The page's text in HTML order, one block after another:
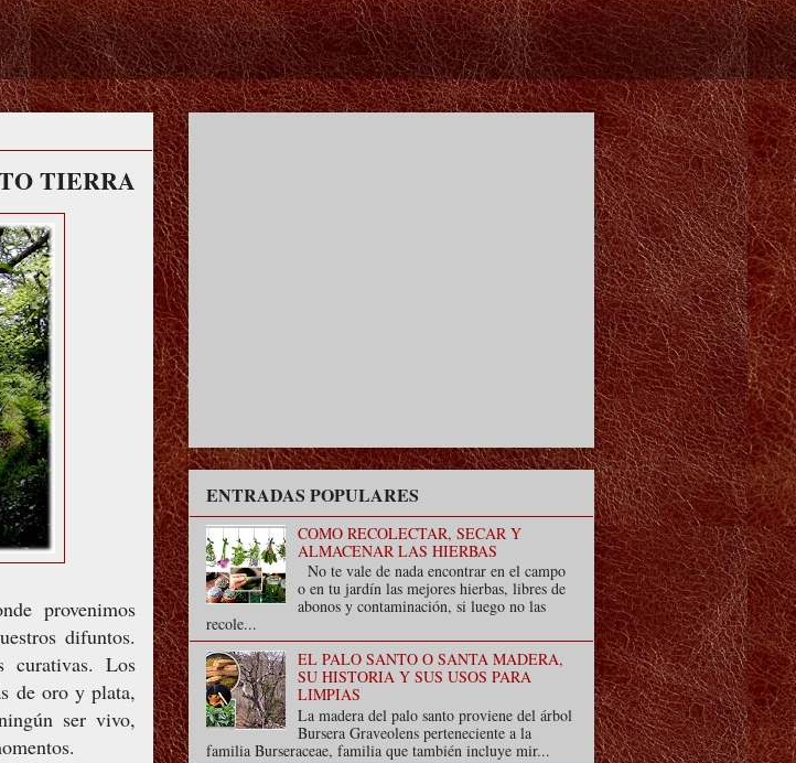
TIERRA
provenimos
difuntos.
curativas. Los
de oro y plata,
ser vivo,
ENTRADAS POPULARES
COMO RECOLECTAR, SECAR Y
ALMACENAR LAS HIERBAS
No te vale de nada encontrar en el campo
o en tu jardín las mejores hierbas, libres de
abonos y contaminación, si luego no las
recole...
EL PALO SANTO O SANTA MADERA,
SU HISTORIA Y SUS USOS PARA
LIMPIAS
La madera del palo santo proviene del árbol
Bursera Graveolens perteneciente a la
familia Burseraceae, familia que también incluye mir...